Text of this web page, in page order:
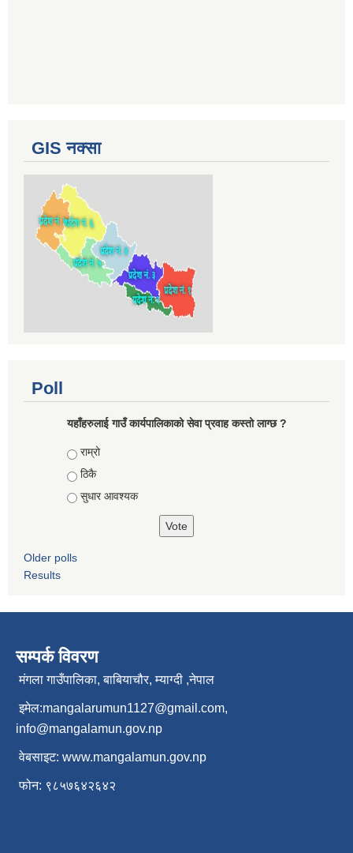
GIS नक्सा
Poll
यहाँहरुलाई गाउँ कार्यपालिकाको सेवा प्रवाह कस्तो लाग्छ ?
Choices
राम्रो
ठिकै
सुधार आवश्यक
Older polls
Results
सम्पर्क विवरण
मंगला गाउँपालिका, बाबियाचौर, म्याग्दी ,नेपाल
इमेल:mangalarumun1127@gmail.com,
info@mangalamun.gov.np
वेबसाइट: www.mangalamun.gov.np
फोन: ९८५७६४२६४२